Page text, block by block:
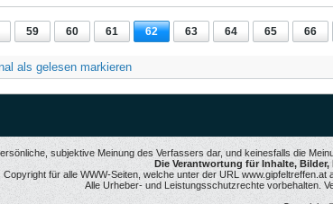
59 60 61 62 63 64 65 66
als gelesen markieren
subjektive Meinung des Verfassers dar, und keinesfalls die
Die Verantwortung für Inhalte,
Copyright für alle WWW-Seiten, welche unter der URL www.gipfeltreffen.at
Alle Urheber- und Leistungsschutzrechte vorbehalten.